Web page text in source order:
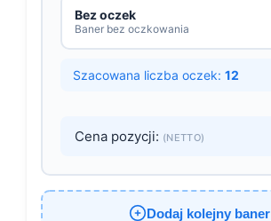
Bez oczek
Baner bez oczkowania
Szacowana liczba oczek: 12
Cena pozycji: (NETTO)
Dodaj kolejny baner